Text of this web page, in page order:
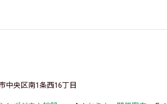
央区南1条西16丁目